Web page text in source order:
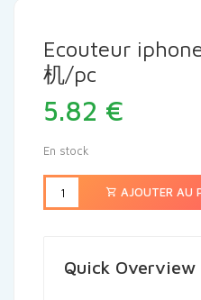
Ecouteur
机/pc
5.82 €
En stock
AJOUTER AU
Quick Overview